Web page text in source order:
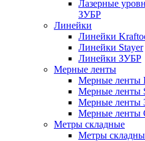
Лазерные
ЗУБР
Линейки
Линейки
Линейки Stayer
Линейки ЗУБР
Мерные ленты
Мерные ленты
Мерные ленты
Мерные ленты
Мерные
Метры складные
Метры